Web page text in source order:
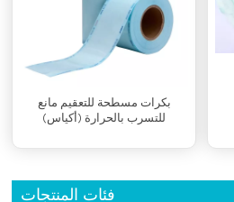
بكرات مسطحة للتعقيم مانع
للتسرب بالحرارة (أكياس)
فئات المنتجات